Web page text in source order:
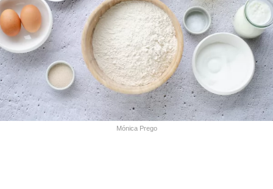
Mónica Prego